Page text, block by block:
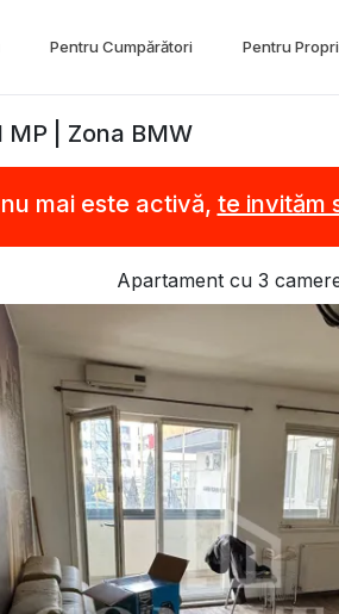
Pentru Cumpărători Pentru
| Zona BMW
mai este activă, te invităm
Apartament cu 3